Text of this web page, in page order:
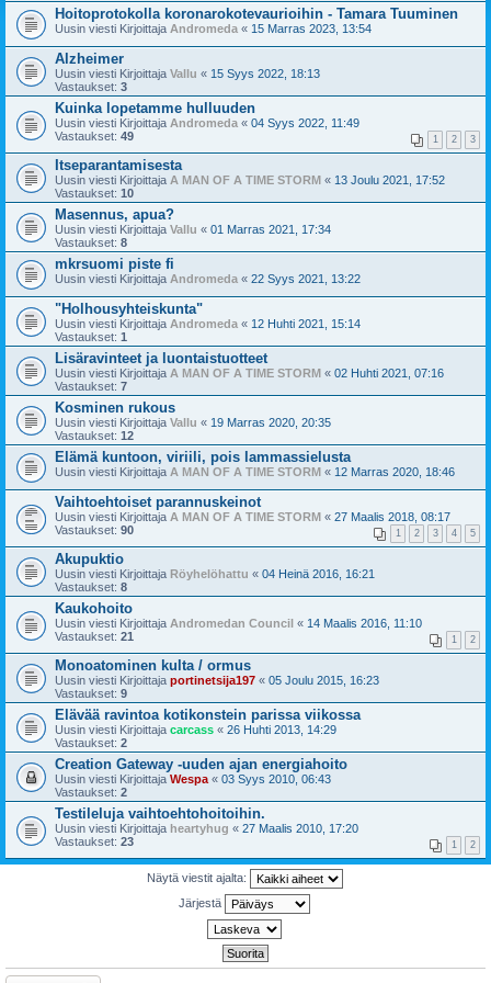
Hoitoprotokolla koronarokotevaurioihin - Tamara Tuuminen
Uusin viesti Kirjoittaja Andromeda « 15 Marras 2023, 13:54
Alzheimer
Uusin viesti Kirjoittaja Vallu « 15 Syys 2022, 18:13
Vastaukset: 3
Kuinka lopetamme hulluuden
Uusin viesti Kirjoittaja Andromeda « 04 Syys 2022, 11:49
Vastaukset: 49 1 2 3
Itseparantamisesta
Uusin viesti Kirjoittaja A MAN OF A TIME STORM « 13 Joulu 2021, 17:52
Vastaukset: 10
Masennus, apua?
Uusin viesti Kirjoittaja Vallu « 01 Marras 2021, 17:34
Vastaukset: 8
mkrsuomi piste fi
Uusin viesti Kirjoittaja Andromeda « 22 Syys 2021, 13:22
"Holhousyhteiskunta"
Uusin viesti Kirjoittaja Andromeda « 12 Huhti 2021, 15:14
Vastaukset: 1
Lisäravinteet ja luontaistuotteet
Uusin viesti Kirjoittaja A MAN OF A TIME STORM « 02 Huhti 2021, 07:16
Vastaukset: 7
Kosminen rukous
Uusin viesti Kirjoittaja Vallu « 19 Marras 2020, 20:35
Vastaukset: 12
Elämä kuntoon, viriili, pois lammassielusta
Uusin viesti Kirjoittaja A MAN OF A TIME STORM « 12 Marras 2020, 18:46
Vaihtoehtoiset parannuskeinot
Uusin viesti Kirjoittaja A MAN OF A TIME STORM « 27 Maalis 2018, 08:17
Vastaukset: 90 1 2 3 4 5
Akupuktio
Uusin viesti Kirjoittaja Röyhelöhattu « 04 Heinä 2016, 16:21
Vastaukset: 8
Kaukohoito
Uusin viesti Kirjoittaja Andromedan Council « 14 Maalis 2016, 11:10
Vastaukset: 21 1 2
Monoatominen kulta / ormus
Uusin viesti Kirjoittaja portinetsija197 « 05 Joulu 2015, 16:23
Vastaukset: 9
Elävää ravintoa kotikonstein parissa viikossa
Uusin viesti Kirjoittaja carcass « 26 Huhti 2013, 14:29
Vastaukset: 2
Creation Gateway -uuden ajan energiahoito
Uusin viesti Kirjoittaja Wespa « 03 Syys 2010, 06:43
Vastaukset: 2
Testileluja vaihtoehtohoitoihin.
Uusin viesti Kirjoittaja heartyhug « 27 Maalis 2010, 17:20
Vastaukset: 23 1 2
Näytä viestit ajalta:
Järjestä